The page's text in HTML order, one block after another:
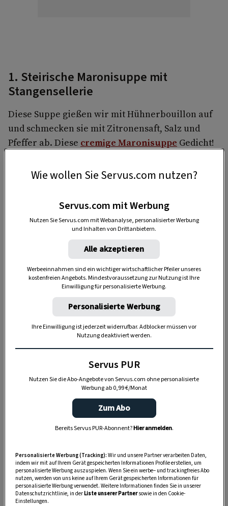
1. Steirische Maronisuppe mit
Stangensellerie
Diese Suppe gießen wir mit Hühnerbouillon auf
und schmecken sie mit Zitronensaft, Salz und
Pfeffer ab. Diese cremige Maronisuppe Gedicht!
„Servus Garten“ auf WhatsApp
Nutzen Sie WhatsApp auf Ihrem Handy und lieben es, auf
dem Balkon, der Terrasse oder im Garten zu werkeln? In
unserem kostenlosen WhatsApp-Kanal finden Sie täglich
Tipps und Tricks für Garten, Terrasse, Balkon- und
HIER MEHR ERFAHREN
Wie wollen Sie Servus.com nutzen?
Servus.com mit Werbung
Nutzen Sie Servus.com mit Webanalyse, personalisierter Werbung
und Inhalten von Drittanbietern.
Alle akzeptieren
Werbeeinnahmen sind ein wichtiger wirtschaftlicher Pfeiler unseres
kostenfreien Angebots. Mindestvoraussetzung zur Nutzung ist Ihre
Einwilligung für personalisierte Werbung.
Personalisierte Werbung
Ihre Einwilligung ist jederzeit widerrufbar. Adblocker müssen vor
Nutzung deaktiviert werden.
Servus PUR
Nutzen Sie die Abo-Angebote von Servus.com ohne personalisierte
Werbung ab 0,99 €/Monat
Zum Abo
Bereits Servus PUR-Abonnent?Hier anmelden.
Personalisierte Werbung (Tracking): Wir und unsere Partner verarbeiten Daten,
indem wir mit auf Ihrem Gerät gespeicherten Informationen Profile erstellen, um
personalisierte Werbung auszuspielen. Wenn Sie ein werbe– und trackingfreies Abo
nutzen, werden von uns keine auf Ihrem Gerät gespeicherten Informationen für
personalisierte Werbung verwendet. Weitere Informationen finden Sie in unserer
Datenschutzrichtlinie, in derListe unserer Partnersowie in den Cookie-
Einstellungen.